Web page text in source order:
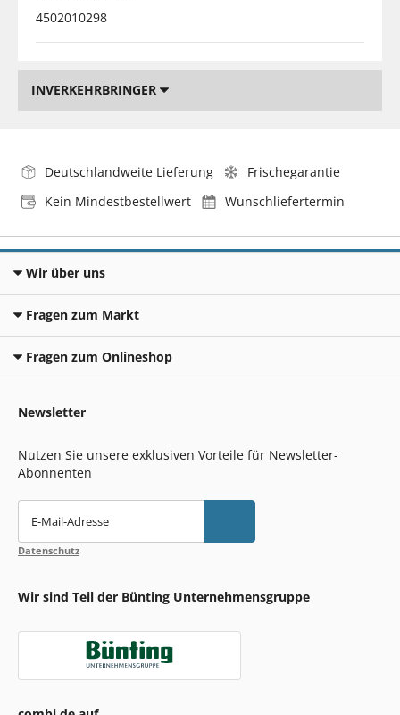
4502010298
INVERKEHRBRINGER
Deutschlandweite Lieferung
Frischegarantie
Kein Mindestbestellwert
Wunschliefertermin
Wir über uns
Fragen zum Markt
Fragen zum Onlineshop
Newsletter
Nutzen Sie unsere exklusiven Vorteile für Newsletter-
Abonnenten
E-Mail-Adresse
Datenschutz
Wir sind Teil der Bünting Unternehmensgruppe